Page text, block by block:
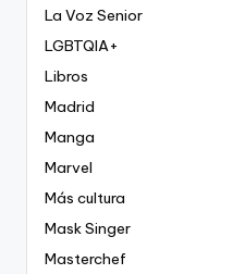
La Voz Senior
LGBTQIA+
Libros
Madrid
Manga
Marvel
Más cultura
Mask Singer
Masterchef